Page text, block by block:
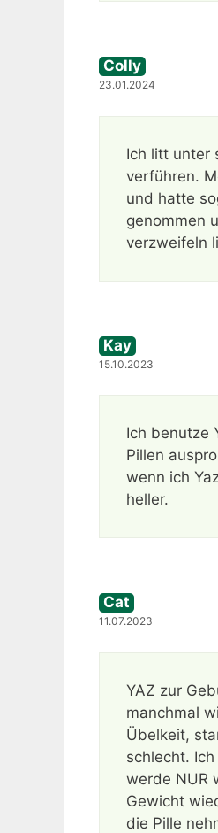
Colly
23.01.2024
Ich litt unter
verführen.
und hatte
genommen
verzweifeln
Kay
15.10.2023
Ich benutze
Pillen
wenn ich
heller.
Cat
11.07.2023
YAZ zur
manchmal
Übelkeit,
schlecht.
werde NUR
Gewicht
die Pille